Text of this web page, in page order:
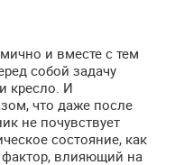
и вместе с тем
собой задачу
кресло. И
что даже после
не почувствует
состояние, как
влияющий на